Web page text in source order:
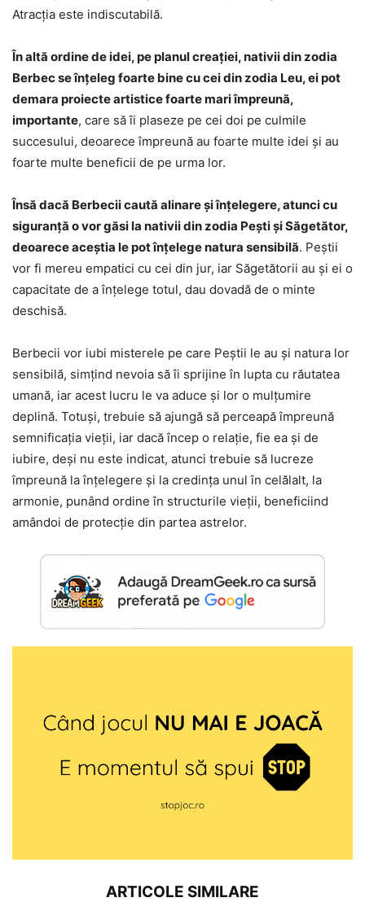
Atracția este indiscutabilă.
În altă ordine de idei, pe planul creației, nativii din zodia
Berbec se înțeleg foarte bine cu cei din zodia Leu, ei pot
demara proiecte artistice foarte mari împreună,
importante, care să îi plaseze pe cei doi pe culmile
succesului, deoarece împreună au foarte multe idei și au
foarte multe beneficii de pe urma lor.
Însă dacă Berbecii caută alinare și înțelegere, atunci cu
siguranță o vor găsi la nativii din zodia Pești și Săgetător,
deoarece aceștia le pot înțelege natura sensibilă. Peștii
vor fi mereu empatici cu cei din jur, iar Săgetătorii au și ei o
capacitate de a înțelege totul, dau dovadă de o minte
deschisă.
Berbecii vor iubi misterele pe care Peștii le au și natura lor
sensibilă, simțind nevoia să îi sprijine în lupta cu răutatea
umană, iar acest lucru le va aduce și lor o mulțumire
deplină. Totuși, trebuie să ajungă să perceapă împreună
semnificația vieții, iar dacă încep o relație, fie ea și de
iubire, deși nu este indicat, atunci trebuie să lucreze
împreună la înțelegere și la credința unul în celălalt, la
armonie, punând ordine în structurile vieții, beneficiind
amândoi de protecție din partea astrelor.
ARTICOLE SIMILARE